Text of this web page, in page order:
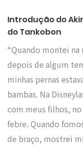
Introdução do
do Tankobon
“Quando montei
depois de algum
minhas pernas
bambas. Na
com meus filhos,
febre. Quando
de braço, mostrei